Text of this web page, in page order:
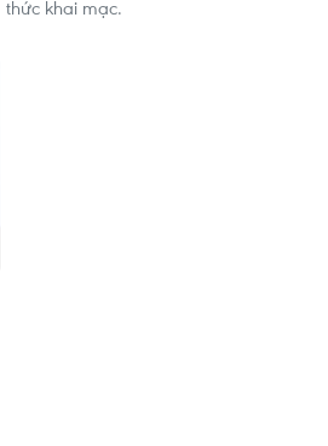
thức khai mạc.